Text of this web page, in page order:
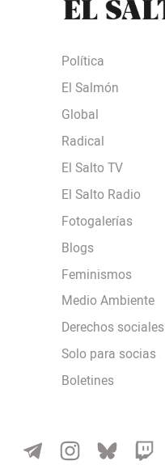
Política
El Salmón
Global
Radical
El Salto TV
El Salto Radio
Fotogalerías
Blogs
Feminismos
Medio Ambiente
Derechos sociales
Solo para socias
Boletines